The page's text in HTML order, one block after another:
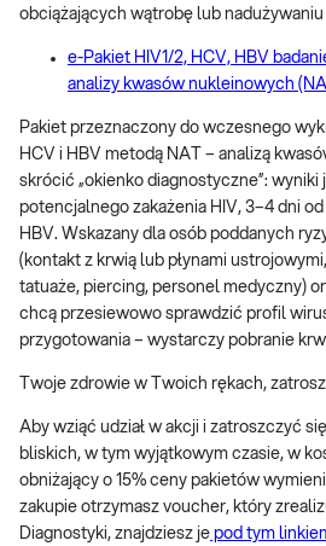
obciążających wątrobę lub
e-Pakiet HIV1/2, HCV, HBV
analizy kwasów nukleinowych
Pakiet przeznaczony do wczesnego
HCV i HBV metodą NAT – analizą
skrócić „okienko diagnostyczne”: wyniki
potencjalnego zakażenia HIV, 3–4 dni od
HBV. Wskazany dla osób poddanych
(kontakt z krwią lub płynami
tatuaże, piercing, personel medyczny)
chcą przesiewowo sprawdzić profil
przygotowania – wystarczy pobranie
Twoje zdrowie w Twoich rękach,
Aby wziąć udział w akcji i zatroszczyć
bliskich, w tym wyjątkowym czasie, w
obniżający o 15% ceny pakietów
zakupie otrzymasz voucher, który
Diagnostyki, znajdziesz je pod tym